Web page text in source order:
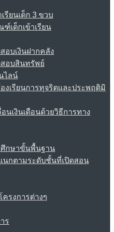
รียนเด็ก 3 ขวบ
ฑ์เด็กเข้าเรียน
อบเงินฝากคลัง
อบสินทรัพย์
ไลน์
องเรียนการทุจริตและประพฤติมิ
นเงินเดือนด้วยวิธีการทาง
ศึกษาขั้นพื้นฐาน
นกตามระดับชั้นที่เปิดสอน
ครงการต่างๆ
ร